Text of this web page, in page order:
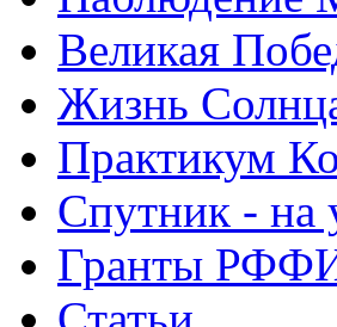
Великая
Жизнь
Практикум
Спутник - на
Гранты